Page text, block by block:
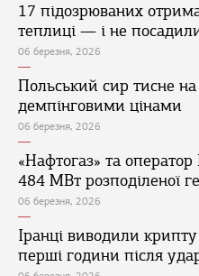
17 підозрюваних
теплиці — і не
06 березня, 2026
Польський сир тисне на
демпінговими цінами
06 березня, 2026
«Нафтогаз» та
484 МВт розподіленої
06 березня, 2026
Іранці виводили
перші години після